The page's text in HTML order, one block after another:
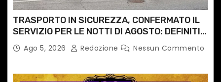
TRASPORTO IN SICUREZZA, CONFERMATO IL
SERVIZIO PER LE NOTTI DI AGOSTO: DEFINITI
PERCORSI, FERMATE E ORARIO
Ago 5, 2026 Redazione Nessun Commento